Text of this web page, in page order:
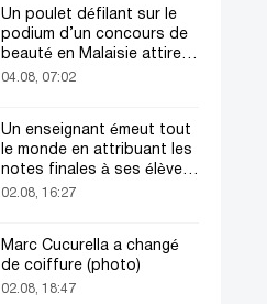
Un poulet défilant sur le
podium d’un concours de
beauté en Malaisie attire
l’attention du public
04.08, 07:02
Un enseignant émeut tout
le monde en attribuant les
notes finales à ses élèves
avant sa mort
02.08, 16:27
Marc Cucurella a changé
de coiffure (photo)
02.08, 18:47